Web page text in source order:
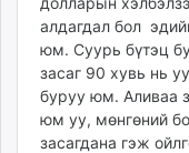
алдагдал бол
юм. Суурь бүтэц
засаг 90 хувь нь
буруу юм. Аливаа
юм уу, мөнгөний
засагдана гэж